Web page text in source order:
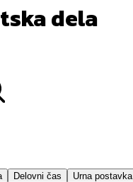
dela
Delovni čas Urna postavka